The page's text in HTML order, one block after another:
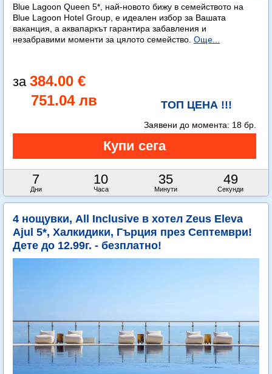
Blue Lagoon Queen 5*, най-новото бижу в семейството на
Blue Lagoon Hotel Group, е идеален избор за Вашата
ваканция, а аквапаркът гарантира забавления и
незабравими моменти за цялото семейство. Още...
384.00 €
751.04 лв
ТОП ЦЕНА !!!
7
Дни
10
Часа
35
Минути
48
Секунди
Заявени до момента: 18 бр.
4 нощувки, All Inclusive в хотел Zeus Eleva
Ajul 5*, Халкидики, Гърция през Септември!
Дете до 12.99г. - безплатно!